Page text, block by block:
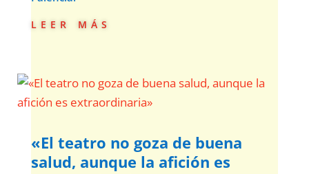
leer más
«El teatro no goza de buena
salud, aunque la afición es